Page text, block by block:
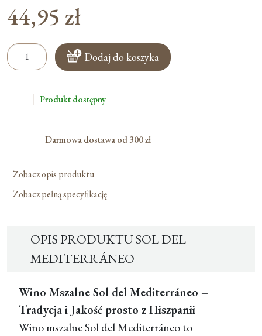
44,95 zł
ilość
Sol
Mediterráneo
Dodaj do koszyka
Produkt dostępny
Darmowa dostawa od 300 zł
Zobacz opis produktu
Zobacz pełną specyfikację
OPIS PRODUKTU SOL DEL
MEDITERRÁNEO
Wino Mszalne Sol del Mediterráneo –
Tradycja i Jakość prosto z Hiszpanii
Wino mszalne Sol del Mediterráneo to